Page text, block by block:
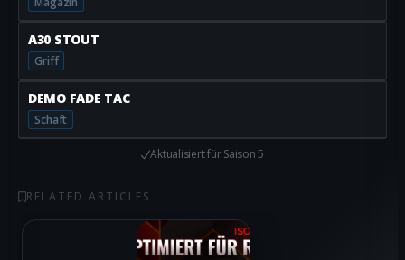
A30 STOUT
Griff
DEMO FADE TAC
Schaft
Aktualisiert fürSaison 5
RELATED ARTICLES